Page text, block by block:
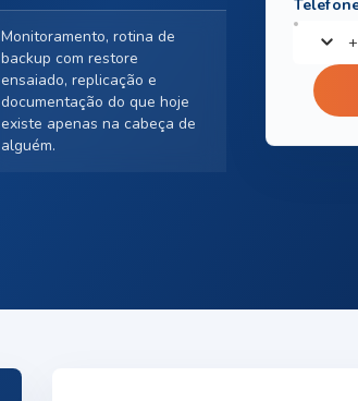
+
Monitoramento, rotina de
backup com restore
ensaiado, replicação e
documentação do que hoje
existe apenas na cabeça de
alguém.